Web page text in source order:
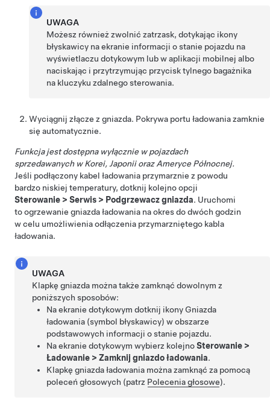
UWAGA
Możesz również zwolnić zatrzask, dotykając ikony
błyskawicy na ekranie informacji o stanie pojazdu na
wyświetlaczu dotykowym lub w aplikacji mobilnej albo
naciskając i przytrzymując przycisk tylnego bagażnika
na kluczyku zdalnego sterowania.
Wyciągnij złącze z gniazda. Pokrywa portu ładowania zamknie
się automatycznie.
Funkcja jest dostępna wyłącznie w pojazdach
sprzedawanych w Korei, Japonii oraz Ameryce Północnej.
Jeśli podłączony kabel ładowania przymarznie z powodu
bardzo niskiej temperatury, dotknij kolejno opcji
Sterowanie > Serwis > Podgrzewacz gniazda. Uruchomi
to ogrzewanie gniazda ładowania na okres do dwóch godzin
w celu umożliwienia odłączenia przymarzniętego kabla
ładowania.
UWAGA
Klapkę gniazda można także zamknąć dowolnym z
poniższych sposobów:
Na ekranie dotykowym dotknij ikony Gniazda
ładowania (symbol błyskawicy) w obszarze
podstawowych informacji o stanie pojazdu.
Na ekranie dotykowym wybierz kolejnoSterowanie >
Ładowanie >Zamknij gniazdo ładowania.
Klapkę gniazda ładowania można zamknąć za pomocą
poleceń głosowych (patrz Polecenia głosowe).